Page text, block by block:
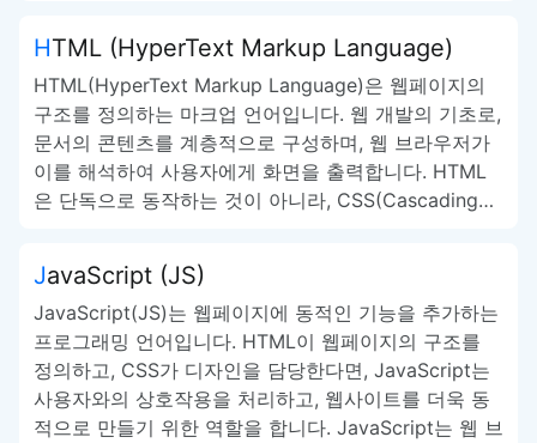
HTML (HyperText Markup Language)
HTML(HyperText Markup Language)은 웹페이지의
구조를 정의하는 마크업 언어입니다. 웹 개발의 기초로,
문서의 콘텐츠를 계층적으로 구성하며, 웹 브라우저가
이를 해석하여 사용자에게 화면을 출력합니다. HTML
은 단독으로 동작하는 것이 아니라, CSS(Cascading…
JavaScript (JS)
JavaScript(JS)는 웹페이지에 동적인 기능을 추가하는
프로그래밍 언어입니다. HTML이 웹페이지의 구조를
정의하고, CSS가 디자인을 담당한다면, JavaScript는
사용자와의 상호작용을 처리하고, 웹사이트를 더욱 동
적으로 만들기 위한 역할을 합니다. JavaScript는 웹 브